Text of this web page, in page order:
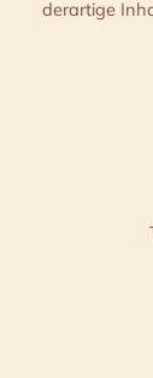
derartige